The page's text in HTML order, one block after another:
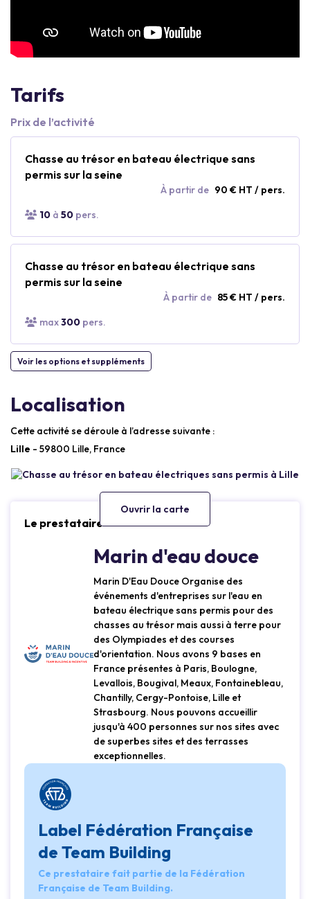
Tarifs
Prix de l’activité
Chasse au trésor en bateau électrique sans
permis sur la seine
À partir de 90 € HT / pers.
10 à 50 pers.
Chasse au trésor en bateau électrique sans
permis sur la seine
À partir de 85 € HT / pers.
max300 pers.
Voir les options et suppléments
Localisation
Cette activité se déroule à l’adresse suivante :
Lille - 59800 Lille, France
Ouvrir la carte
Le prestataire
Marin d'eau douce
Marin D'Eau Douce Organise des
événements d'entreprises sur l'eau en
bateau électrique sans permis pour des
chasses au trésor mais aussi à terre pour
des Olympiades et des courses
d'orientation. Nous avons 9 bases en
France présentes à Paris, Boulogne,
Levallois, Bougival, Meaux, Fontainebleau,
Chantilly, Cergy-Pontoise, Lille et
Strasbourg. Nous pouvons accueillir
jusqu'à 400 personnes sur nos sites avec
de superbes sites et des terrasses
exceptionnelles.
Label Fédération Française
de Team Building
Ce prestataire fait partie de la Fédération
Française de Team Building.